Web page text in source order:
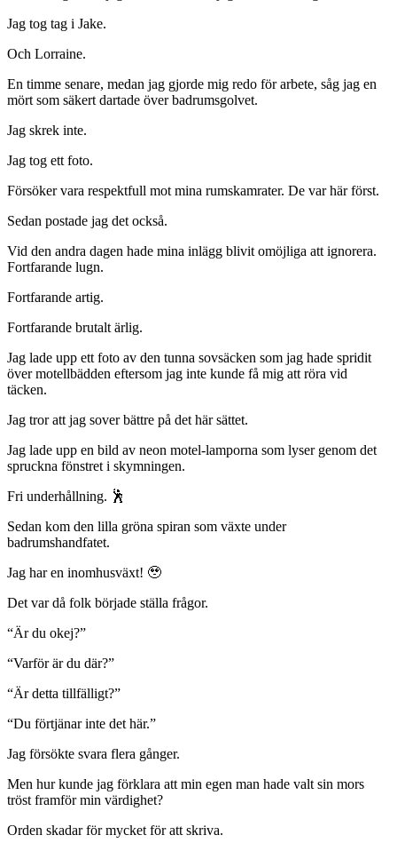
Jag tog tag i Jake.
Och Lorraine.
En timme senare, medan jag gjorde mig redo för arbete, såg jag en
mört som säkert dartade över badrumsgolvet.
Jag skrek inte.
Jag tog ett foto.
Försöker vara respektfull mot mina rumskamrater. De var här först.
Sedan postade jag det också.
Vid den andra dagen hade mina inlägg blivit omöjliga att ignorera.
Fortfarande lugn.
Fortfarande artig.
Fortfarande brutalt ärlig.
Jag lade upp ett foto av den tunna sovsäcken som jag hade spridit
över motellbädden eftersom jag inte kunde få mig att röra vid
täcken.
Jag tror att jag sover bättre på det här sättet.
Jag lade upp en bild av neon motel-lamporna som lyser genom det
spruckna fönstret i skymningen.
Fri underhållning. 🕺
Sedan kom den lilla gröna spiran som växte under
badrumshandfatet.
Jag har en inomhusväxt! 🥹
Det var då folk började ställa frågor.
“Är du okej?”
“Varför är du där?”
“Är detta tillfälligt?”
“Du förtjänar inte det här.”
Jag försökte svara flera gånger.
Men hur kunde jag förklara att min egen man hade valt sin mors
tröst framför min värdighet?
Orden skadar för mycket för att skriva.